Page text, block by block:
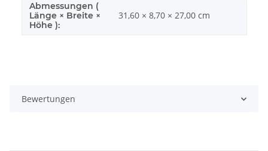
Abmessungen (
Länge × Breite ×
Höhe ):
31,60 × 8,70 × 27,00 cm
Bewertungen